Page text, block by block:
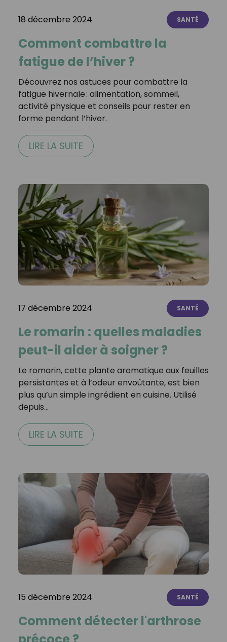
18 décembre 2024 SANTÉ
Comment combattre la
fatigue de l’hiver ?
Découvrez nos astuces pour combattre la
fatigue hivernale : alimentation, sommeil,
activité physique et conseils pour rester en
forme pendant l’hiver.
LIRE LA SUITE
17 décembre 2024 SANTÉ
Le romarin : quelles maladies
peut-il aider à soigner ?
Le romarin, cette plante aromatique aux feuilles
persistantes et à l’odeur envoûtante, est bien
plus qu’un simple ingrédient en cuisine. Utilisé
depuis…
LIRE LA SUITE
15 décembre 2024 SANTÉ
Comment détecter l'arthrose